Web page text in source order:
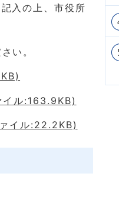
入の上、市役所
い。
イル:163.9KB)
イル:22.2KB)